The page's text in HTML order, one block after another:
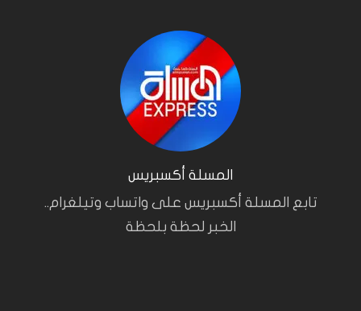
المسلة أكسبريس
تابع المسلة أكسبريس على واتساب وتيلغرام..
الخبر لحظة بلحظة